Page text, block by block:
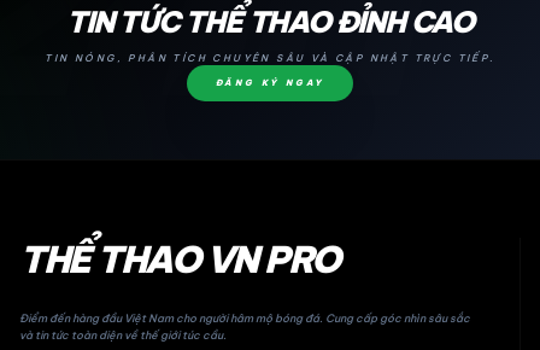
TIN TỨC THỂ THAO ĐỈNH CAO
TIN NÓNG, PHÂN TÍCH CHUYÊN SÂU VÀ CẬP NHẬT TRỰC TIẾP.
ĐĂNG KÝ NGAY
THỂ THAO VN PRO
Điểm đến hàng đầu Việt Nam cho người hâm mộ bóng đá. Cung cấp góc nhìn sâu sắc
và tin tức toàn diện về thế giới túc cầu.